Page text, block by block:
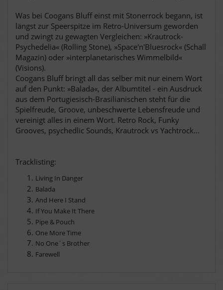
Was bei Coogans Bluff einst mit Stonerrock begann, ist
längst zur Speerspitze im Retro-Universum geworden
und zwingt zu gewagten Vergleichen: »Krautrock-
Psychedelia« (Rolling Stone), »Space'n'Bluesrock« (Schall
Magazin) oder »interplanetarisches Wimmelbild«
(Visions).
Coogans Bluff bringt all das selber mit nur einem Wort
auf den Punkt: »Balada«, der Albumtitel - ein Ausdruck
aus dem Portugiesisch-Brasilianischen steht für die
Spielfreude, Groove, unbeschwerte Lebensfreude und
vereinigt alles in einem Wort. Retro Rock, Funky
Grooves, psychedlic Sounds, Krautrock vs Yachtrock...
Tracklisting:
Living In Danger
Balada
And Here I Stand
If You Make It There
Pipe & Pouch
One More Time
No One´s Brother
Farewell